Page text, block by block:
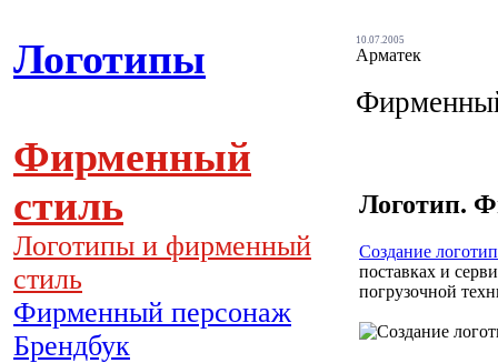
Логотипы
Фирменный
стиль
Логотипы и фирменный
стиль
Фирменный персонаж
Брендбук
10.07.2005
Арматек
Логотип.
Создание
поставках и
погрузочной